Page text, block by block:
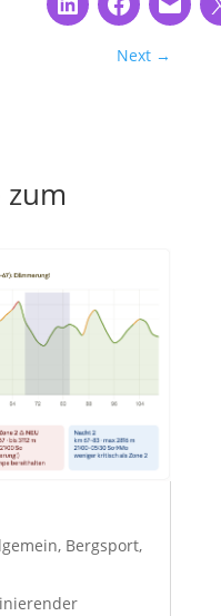
Next →
, Bergsport,